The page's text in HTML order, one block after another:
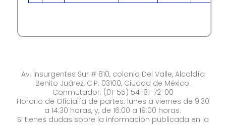
Av. Insurgentes Sur # 810, colonia Del Valle, Alcaldía
Benito Juárez, C.P. 03100, Ciudad de México.
Conmutador: (01-55) 54-81-72-00
Horario de Oficialía de partes: lunes a viernes de 9:30
a 14:30 horas, y, de 16:00 a 19:00 horas.
Si tienes dudas sobre la información publicada en la